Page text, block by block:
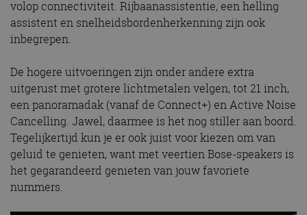
volop connectiviteit. Rijbaanassistentie, een helling
assistent en snelheidsbordenherkenning zijn ook
inbegrepen.
De hogere uitvoeringen zijn onder andere extra
uitgerust met grotere lichtmetalen velgen, tot 21 inch,
een panoramadak (vanaf de Connect+) en Active Noise
Cancelling. Jawel, daarmee is het nog stiller aan boord.
Tegelijkertijd kun je er ook juist voor kiezen om van
geluid te genieten, want met veertien Bose-speakers is
het gegarandeerd genieten van jouw favoriete
nummers.